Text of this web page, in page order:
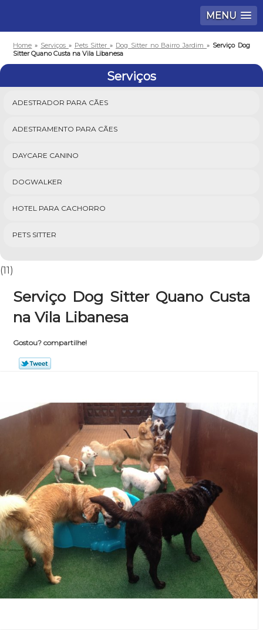
MENU
Home » Serviços » Pets Sitter» Dog Sitter no Bairro Jardim» Serviço Dog
Sitter Quano Custa na Vila Libanesa
Serviços
ADESTRADOR PARA CÃES
ADESTRAMENTO PARA CÃES
DAYCARE CANINO
DOGWALKER
HOTEL PARA CACHORRO
PETS SITTER
(11)
Serviço Dog Sitter Quano Custa
na Vila Libanesa
Gostou? compartilhe!